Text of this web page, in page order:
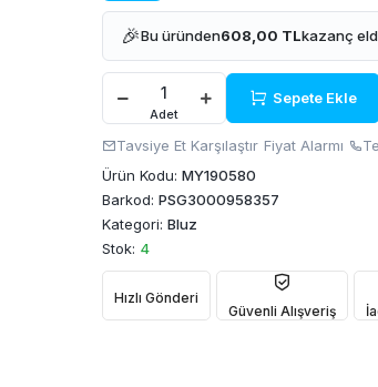
🎉Bu üründen608,00 TLkazanç
Adet
Sepete Ekle
Tavsiye Et Karşılaştır Fiyat Alarmı
Ürün Kodu: MY190580
Barkod: PSG3000958357
Kategori: Bluz
Stok: 4
Hızlı Gönderi
Güvenli Alışveriş